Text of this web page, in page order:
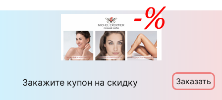
Закажите купон на скидку Заказать